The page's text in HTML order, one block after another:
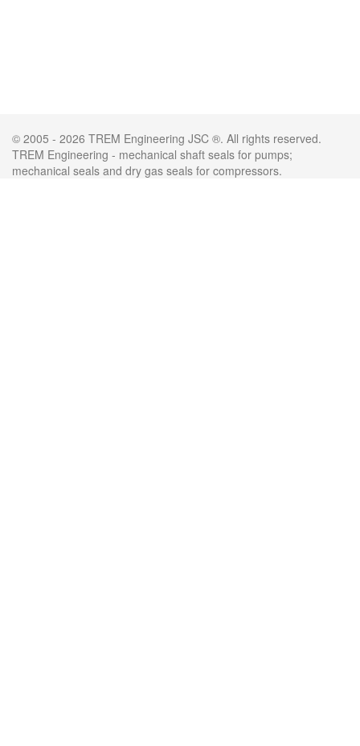
© 2005 - 2026 TREM Engineering JSC ®. All rights reserved.
TREM Engineering - mechanical shaft seals for pumps;
mechanical seals and dry gas seals for compressors.